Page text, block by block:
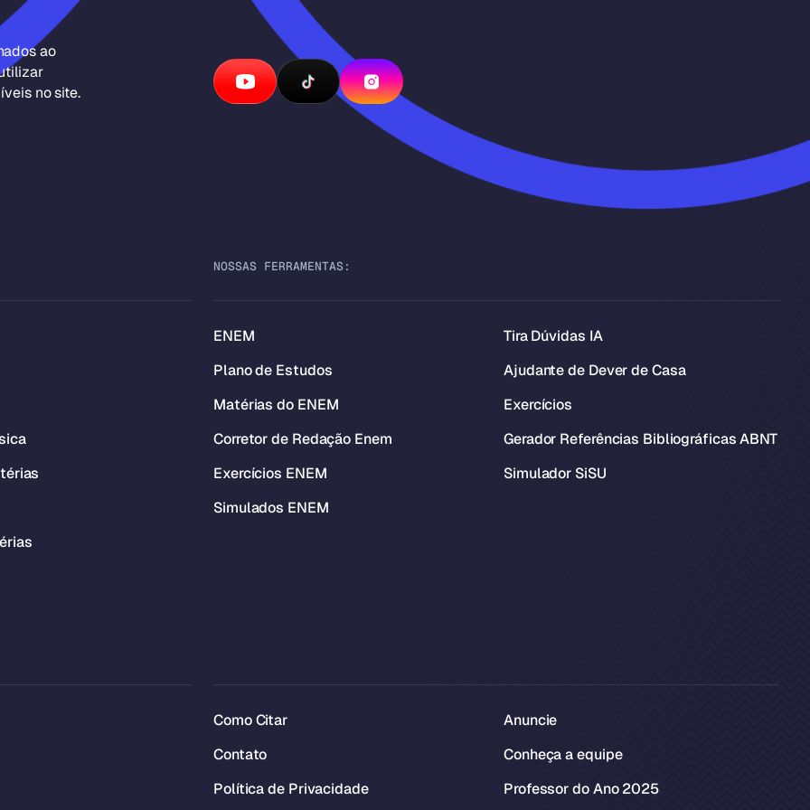
ao
no site.
NOSSAS FERRAMENTAS:
ENEM
Plano de Estudos
Matérias do ENEM
Corretor de Redação Enem
Exercícios ENEM
Simulados ENEM
Tira Dúvidas IA
Ajudante de Dever de Casa
Exercícios
Gerador Referências Bibliográficas ABNT
Simulador SiSU
Como Citar
Contato
Política de Privacidade
Anuncie
Conheça a equipe
Professor do Ano 2025